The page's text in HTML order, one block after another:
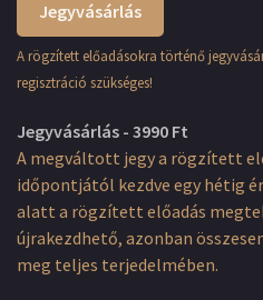
Jegyvásárlás
A rögzített előadásokra történő
regisztráció szükséges!
Jegyvásárlás - 3990 Ft
A megváltott jegy a rögzített
időpontjától kezdve egy hétig
alatt a rögzített előadás
újrakezdhető, azonban
meg teljes terjedelmében.